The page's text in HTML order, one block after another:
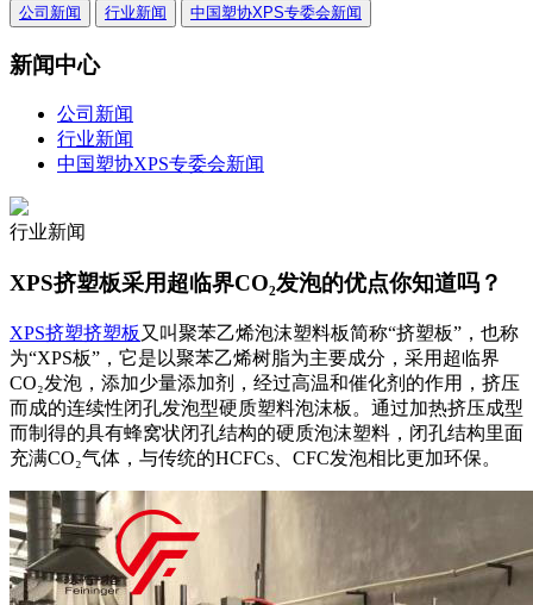
公司新闻 行业新闻 中国塑协XPS专委会新闻
新闻中心
公司新闻
行业新闻
中国塑协XPS专委会新闻
行业新闻
XPS挤塑板采用超临界CO₂发泡的优点你知道吗？
XPS挤塑挤塑板 又叫聚苯乙烯泡沫塑料板简称“挤塑板”，也称
为“XPS板” ，它是以聚苯乙烯树脂为主要成分，采用超临界
CO₂发泡，添加少量添加剂， 经过高温和催化剂的作用，挤压
而成的连续性闭孔发泡型硬质塑料泡沫板 。 通过加热挤压成型
而制得的具有蜂窝状闭孔结构的硬质泡沫塑料，闭孔结构里面
充满CO₂气体，与传统的HCFCs、CFC发泡相比更加环保。